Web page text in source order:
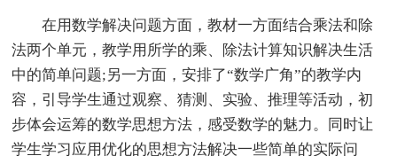
在用数学解决问题方面，教材一方面结合乘法和除
法两个单元，教学用所学的乘、除法计算知识解决生活
中的简单问题;另一方面，安排了“数学广角”的教学内
容，引导学生通过观察、猜测、实验、推理等活动，初
步体会运筹的数学思想方法，感受数学的魅力。同时让
学生学习应用优化的思想方法解决一些简单的实际问